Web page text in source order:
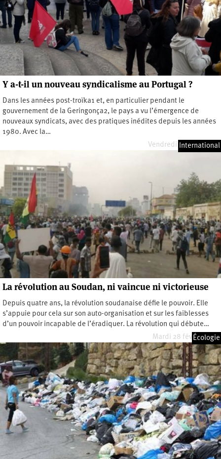
Y a-t-il un nouveau syndicalisme au Portugal ?
Dans les années post-troïka1 et, en particulier pendant le
gouvernement de la Geringonça2, le pays a vu l’émergence de
nouveaux syndicats, avec des pratiques inédites depuis les années
1980. Avec la…
Vendredi 31 mars 2023
International
La révolution au Soudan, ni vaincue ni victorieuse
Depuis quatre ans, la révolution soudanaise défie le pouvoir. Elle
s’appuie pour cela sur son auto-organisation et sur les faiblesses
d’un pouvoir incapable de l’éradiquer. La révolution qui débute…
Mardi 28 février 2023
Écologie